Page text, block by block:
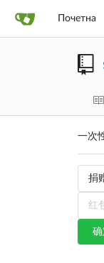
Почетна
一次
确